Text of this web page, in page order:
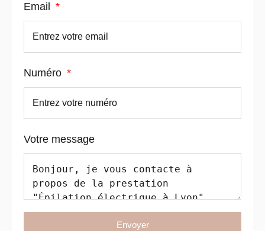
Email
Numéro
Votre message
Envoyer